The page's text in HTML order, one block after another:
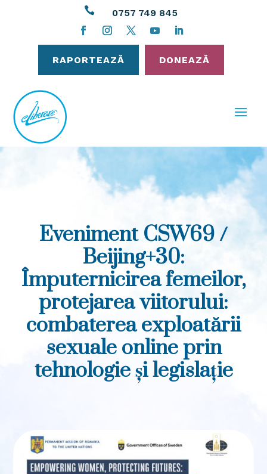
 0757 749 845
RAPORTEAZĂ DONEAZĂ
Eveniment CSW69 /
Beijing+30:
Împuternicirea femeilor,
protejarea viitorului:
combaterea exploatării
sexuale online prin
tehnologie și legislație